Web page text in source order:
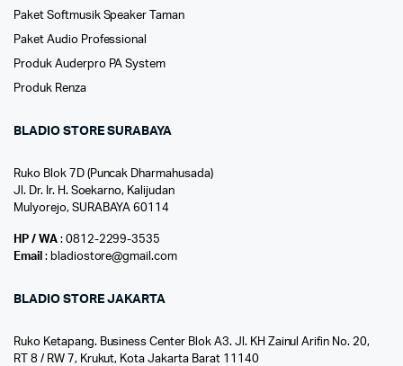
Paket Softmusik Speaker Taman
Paket Audio Professional
Produk Auderpro PA System
Produk Renza
BLADIO STORE SURABAYA
Ruko Blok 7D (Puncak Dharmahusada)
Jl. Dr. Ir. H. Soekarno, Kalijudan
Mulyorejo, SURABAYA 60114
HP / WA: 0812-2299-3535
Email : bladiostore@gmail.com
BLADIO STORE JAKARTA
Ruko Ketapang. Business Center Blok A3. Jl. KH Zainul Arifin No. 20,
RT 8 / RW 7, Krukut, Kota Jakarta Barat 11140